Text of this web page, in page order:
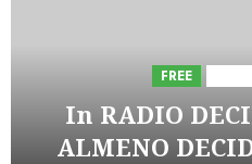
FREE
In RADIO
ALMENO